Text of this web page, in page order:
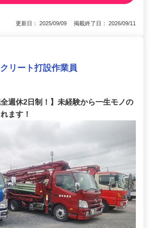
更新日： 2025/09/09 掲載終了日： 2026/09/11
リート打設作業員
全週休2日制！】未経験から一生モノの
ます！